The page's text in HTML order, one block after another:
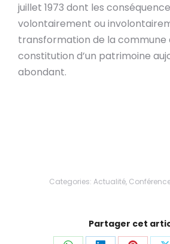
juillet 1973 dont les
volontairement ou
transformation de la commune
constitution d’un patrimoine
abondant.
Categories: Actualité,
Partager cet